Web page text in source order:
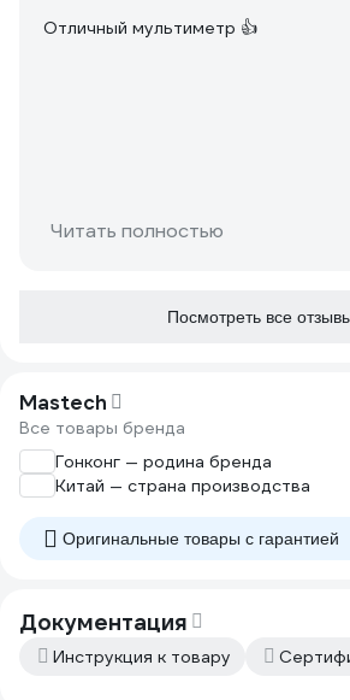
Отличный мультиметр 👍
Читать полностью
Посмотреть все
Mastech
Все товары бренда
Гонконг — родина бренда
Китай — страна производства
Оригинальные товары c гарантией
Документация
Инструкция к товару